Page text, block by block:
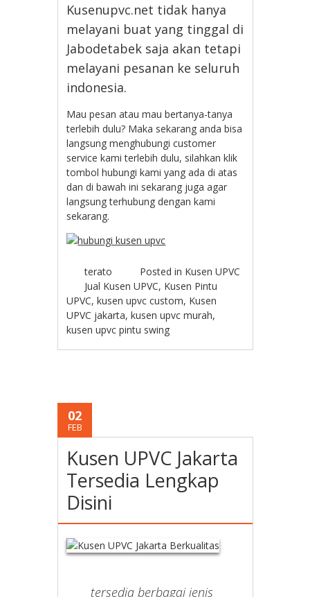
Kusenupvc.net tidak hanya
melayani buat yang tinggal di
Jabodetabek saja akan tetapi
melayani pesanan ke seluruh
indonesia.
Mau pesan atau mau bertanya-tanya
terlebih dulu? Maka sekarang anda bisa
langsung menghubungi customer
service kami terlebih dulu, silahkan klik
tombol hubungi kami yang ada di atas
dan di bawah ini sekarang juga agar
langsung terhubung dengan kami
sekarang.
terato Posted in Kusen UPVC
Jual Kusen UPVC, Kusen Pintu
UPVC,kusen upvc custom, Kusen
UPVC jakarta,kusen upvc murah,
kusen upvc pintu swing
02
FEB
Kusen UPVC Jakarta
Tersedia Lengkap
Disini
tersedia berbagai jenis